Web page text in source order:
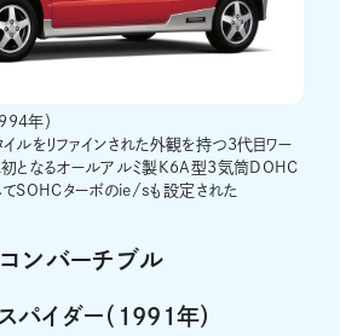
年）
ルをリファインされた外観を持つ3代目ワー
初となるオールアルミ製K6A型3気筒DOHC
てSOHCターボのie/sも設定された
ンバーチブル
パイダー（1991年）